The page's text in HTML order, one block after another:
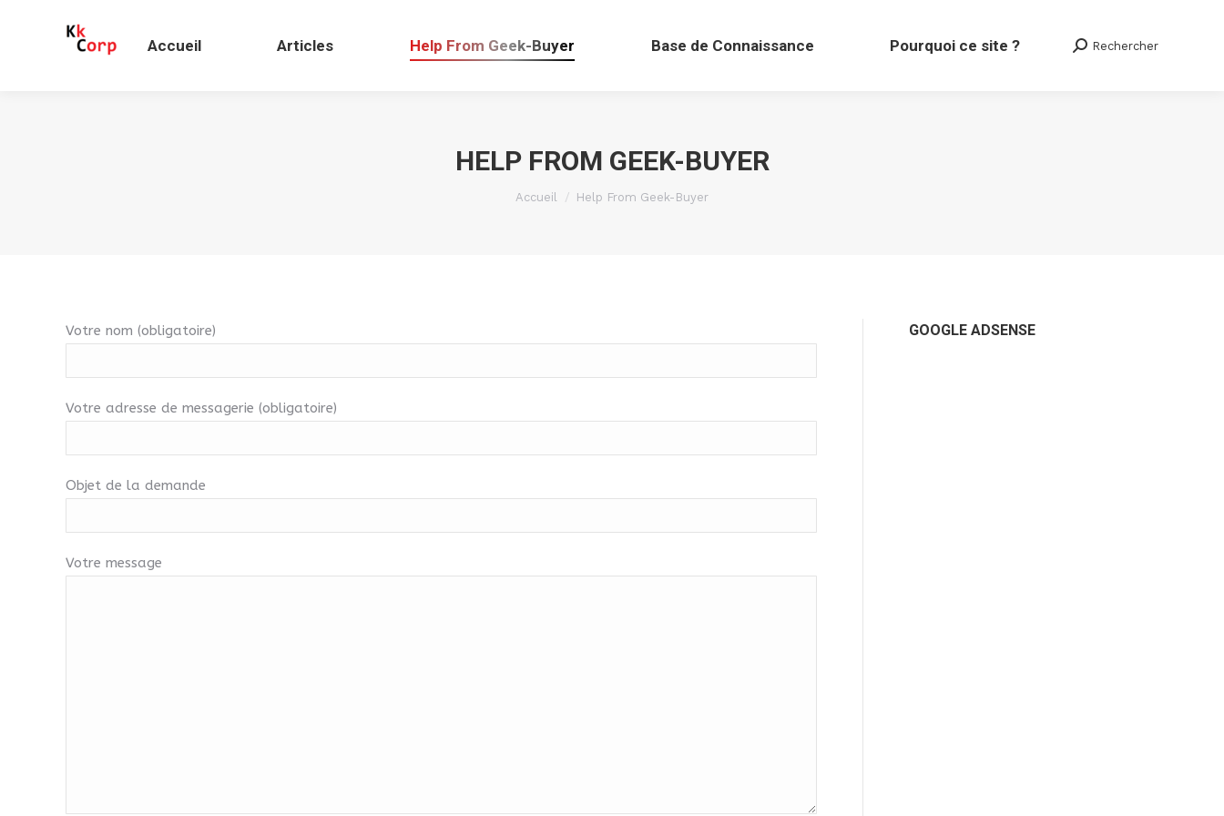
Accueil Articles Help From Geek-Buyer Base de Connaissance Pourquoi ce site ? Search:
Rechercher
HELP FROM GEEK-BUYER
Vous êtes ici :
Accueil Help From Geek-Buyer
Votre nom (obligatoire)
Votre adresse de messagerie (obligatoire)
Objet de la demande
Votre message
GOOGLE ADSENSE